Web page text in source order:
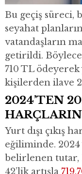
Bu geçiş süreci,
seyahat
vatandaşların
getirildi.
710 TL ödeyerek
kişilerden ilave
2024’TEN
Yurt dışı çıkış
eğiliminde. 2024
belirlenen tutar,
42’lik artışla